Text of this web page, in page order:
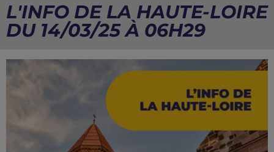
L'INFO DE LA HAUTE-LOIRE
DU 14/03/25 À 06H29